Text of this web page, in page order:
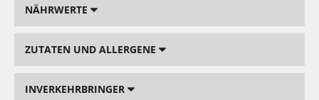
NÄHRWERTE
ZUTATEN UND ALLERGENE
INVERKEHRBRINGER